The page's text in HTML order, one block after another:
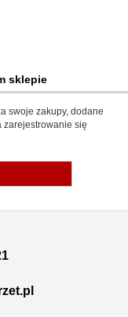
sklepie
swoje zakupy, dodane
zarejestrowanie się